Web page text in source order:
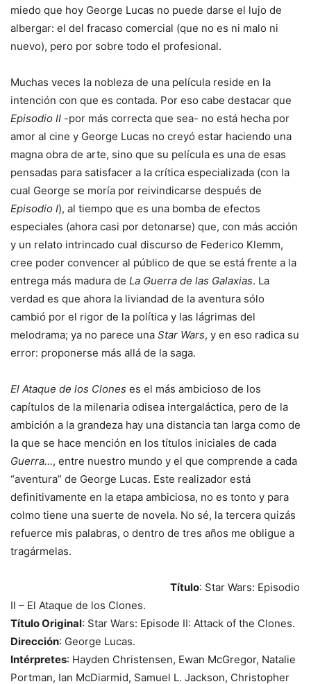
miedo que hoy George Lucas no puede darse el lujo de
albergar: el del fracaso comercial (que no es ni malo ni
nuevo), pero por sobre todo el profesional.
Muchas veces la nobleza de una película reside en la
intención con que es contada. Por eso cabe destacar que
Episodio II -por más correcta que sea- no está hecha por
amor al cine y George Lucas no creyó estar haciendo una
magna obra de arte, sino que su película es una de esas
pensadas para satisfacer a la crítica especializada (con la
cual George se moría por reivindicarse después de
Episodio I), al tiempo que es una bomba de efectos
especiales (ahora casi por detonarse) que, con más acción
y un relato intrincado cual discurso de Federico Klemm,
cree poder convencer al público de que se está frente a la
entrega más madura de La Guerra de las Galaxias. La
verdad es que ahora la liviandad de la aventura sólo
cambió por el rigor de la política y las lágrimas del
melodrama; ya no parece una Star Wars, y en eso radica su
error: proponerse más allá de la saga.
El Ataque de los Clones es el más ambicioso de los
capítulos de la milenaria odisea intergaláctica, pero de la
ambición a la grandeza hay una distancia tan larga como de
la que se hace mención en los títulos iniciales de cada
Guerra…, entre nuestro mundo y el que comprende a cada
“aventura” de George Lucas. Este realizador está
definitivamente en la etapa ambiciosa, no es tonto y para
colmo tiene una suerte de novela. No sé, la tercera quizás
refuerce mis palabras, o dentro de tres años me obligue a
tragármelas.
Título: Star Wars: Episodio
II – El Ataque de los Clones.
Título Original: Star Wars: Episode II: Attack of the Clones.
Dirección: George Lucas.
Intérpretes: Hayden Christensen, Ewan McGregor, Natalie
Portman, Ian McDiarmid, Samuel L. Jackson, Christopher